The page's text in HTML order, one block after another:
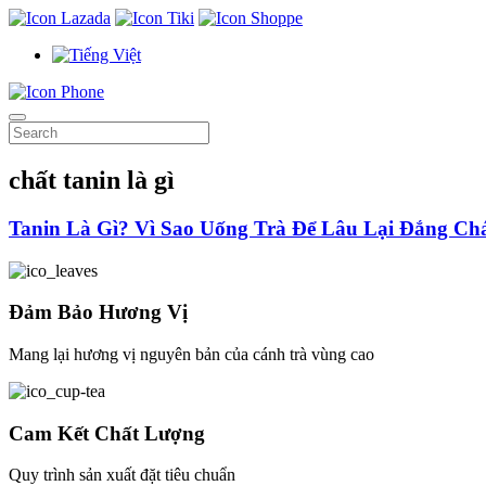
chất tanin là gì
Tanin Là Gì? Vì Sao Uống Trà Để Lâu Lại Đắng
Đảm Bảo Hương Vị
Mang lại hương vị nguyên bản của cánh trà vùng cao
Cam Kết Chất Lượng
Quy trình sản xuất đặt tiêu chuẩn